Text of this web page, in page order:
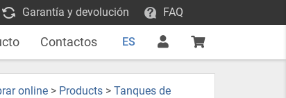
Garantía y devolución FAQ
Contactos ES
online > Products > Tanques de